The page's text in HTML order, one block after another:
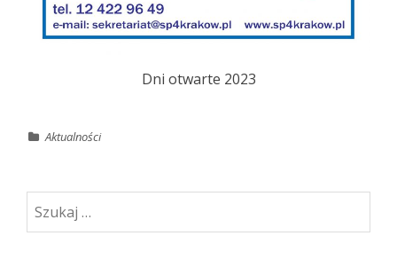
Dni otwarte 2023
Aktualności
Szukaj: